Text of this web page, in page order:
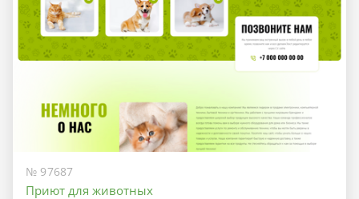
№ 97687
Приют для животных